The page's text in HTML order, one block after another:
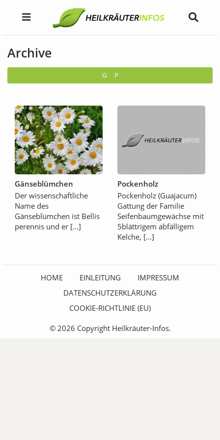
Archive
G P
Gänseblümchen
Der wissenschaftliche
Name des
Gänseblümchen ist Bellis
perennis und er […]
Pockenholz
Pockenholz (Guajacum)
Gattung der Familie
Seifenbaumgewächse mit
5blättrigem abfälligem
Kelche, […]
HOME EINLEITUNG
IMPRESSUM
DATENSCHUTZERKLÄRUNG
COOKIE-RICHTLINIE (EU)
© 2026 Copyright Heilkräuter-Infos.